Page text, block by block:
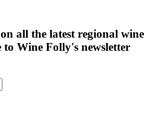
all the latest regional wine
to Wine Folly's newsletter